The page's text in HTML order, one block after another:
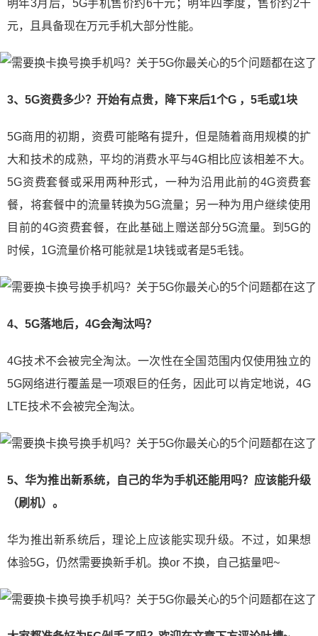
明年3月后，5G手机售价约6千元；明年四季度，售价约2千
元，且具备现在万元手机大部分性能。
3、5G资费多少？开始有点贵，降下来后1个G ，5毛或1块
5G商用的初期，资费可能略有提升，但是随着商用规模的扩
大和技术的成熟，平均的消费水平与4G相比应该相差不大。
5G资费套餐或采用两种形式，一种为沿用此前的4G资费套
餐，将套餐中的流量转换为5G流量；另一种为用户继续使用
目前的4G资费套餐，在此基础上赠送部分5G流量。到5G的
时候，1G流量价格可能就是1块钱或者是5毛钱。
4、5G落地后，4G会淘汰吗？
4G技术不会被完全淘汰。一次性在全国范围内仅使用独立的
5G网络进行覆盖是一项艰巨的任务，因此可以肯定地说，4G
LTE技术不会被完全淘汰。
5、华为推出新系统，自己的华为手机还能用吗？应该能升级
（刷机）。
华为推出新系统后，理论上应该能实现升级。不过，如果想
体验5G，仍然需要换新手机。换or 不换，自己掂量吧~